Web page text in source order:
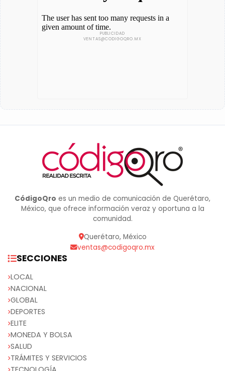
CódigoQro es un medio de comunicación de Querétaro,
México, que ofrece información veraz y oportuna a la
comunidad.
Querétaro, México
ventas@codigoqro.mx
SECCIONES
LOCAL
NACIONAL
GLOBAL
DEPORTES
ELITE
MONEDA Y BOLSA
SALUD
TRÁMITES Y SERVICIOS